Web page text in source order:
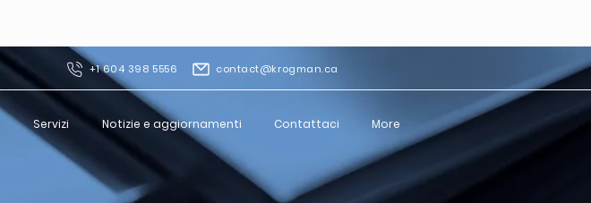
Servizi Notizie e aggiornamenti Contattaci More
contact@krogman.ca
+1 604 398 5556